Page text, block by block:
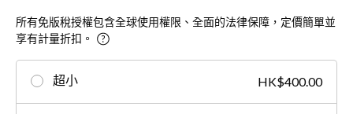
所有免版稅授權包含全球使用權限、全面的法律保障，定價簡單並
享有計量折扣。
超小 HK$400.00